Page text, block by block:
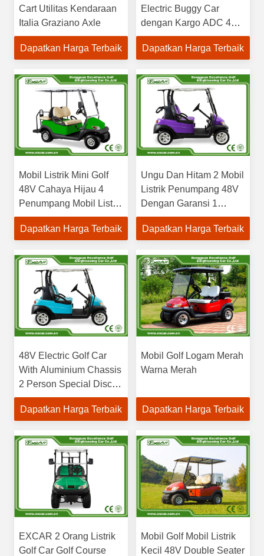
Cart Utilitas Kendaraan
Italia Graziano Axle
Dapatkan Harga Terbaik
Electric Buggy Car
dengan Kargo ADC 48V
Motor Electric Utility Car
Dapatkan Harga Terbaik
Mobil Listrik Mini Golf
48V Cahaya Hijau 4
Penumpang Mobil Listrik
/ Baterai Trojan
Dapatkan Harga Terbaik
Ungu Dan Hitam 2 Mobil
Listrik Penumpang 48V
Dengan Garansi 1
Tahun
Dapatkan Harga Terbaik
48V Electric Golf Car
With Aluminium Chassis
2 Person Special Disc
Brake
Dapatkan Harga Terbaik
Mobil Golf Logam Merah
Warna Merah
Dapatkan Harga Terbaik
EXCAR 2 Orang Listrik
Golf Car Golf Course
Mobil Golf Mobil Listrik
Kecil 48V Double Seater